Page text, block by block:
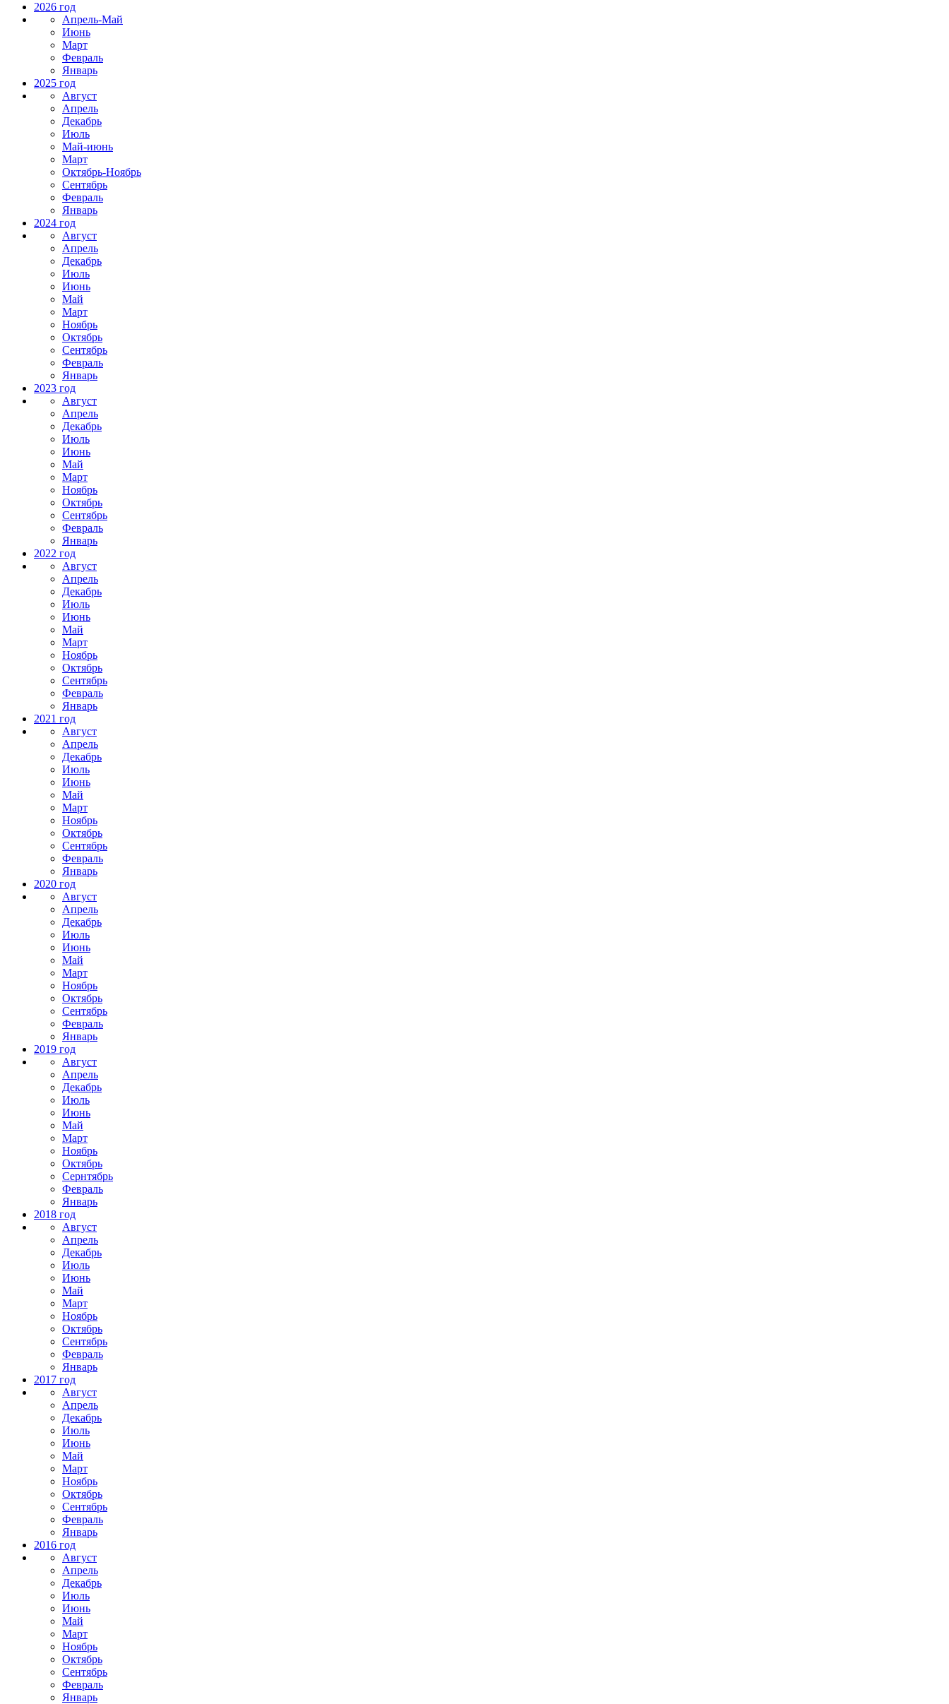
2026 год
Апрель-Май
Июнь
Март
Февраль
Январь
2025 год
Август
Апрель
Декабрь
Июль
Май-июнь
Март
Октябрь-Ноябрь
Сентябрь
Февраль
Январь
2024 год
Август
Апрель
Декабрь
Июль
Июнь
Май
Март
Ноябрь
Октябрь
Сентябрь
Февраль
Январь
2023 год
Август
Апрель
Декабрь
Июль
Июнь
Май
Март
Ноябрь
Октябрь
Сентябрь
Февраль
Январь
2022 год
Август
Апрель
Декабрь
Июль
Июнь
Май
Март
Ноябрь
Октябрь
Сентябрь
Февраль
Январь
2021 год
Август
Апрель
Декабрь
Июль
Июнь
Май
Март
Ноябрь
Октябрь
Сентябрь
Февраль
Январь
2020 год
Август
Апрель
Декабрь
Июль
Июнь
Май
Март
Ноябрь
Октябрь
Сентябрь
Февраль
Январь
2019 год
Август
Апрель
Декабрь
Июль
Июнь
Май
Март
Ноябрь
Октябрь
Сернтябрь
Февраль
Январь
2018 год
Август
Апрель
Декабрь
Июль
Июнь
Май
Март
Ноябрь
Октябрь
Сентябрь
Февраль
Январь
2017 год
Август
Апрель
Декабрь
Июль
Июнь
Май
Март
Ноябрь
Октябрь
Сентябрь
Февраль
Январь
2016 год
Август
Апрель
Декабрь
Июль
Июнь
Май
Март
Ноябрь
Октябрь
Сентябрь
Февраль
Январь